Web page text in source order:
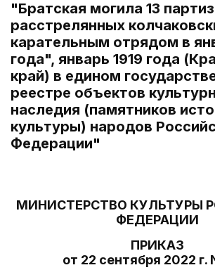
"Братская могила 13
расстрелянных
карательным отрядом в
года", январь 1919 года
край) в едином
реестре объектов
наследия (памятников
культуры) народов
Федерации"
МИНИСТЕРСТВО КУЛЬТУРЫ
ФЕДЕРАЦИИ
ПРИКАЗ
от 22 сентября 2022 г.